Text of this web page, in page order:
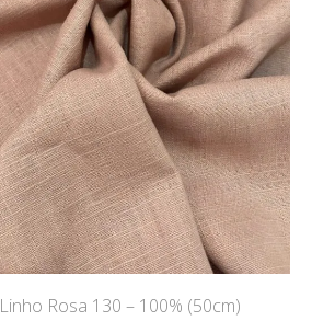
Linho Rosa 130 – 100% (50cm)